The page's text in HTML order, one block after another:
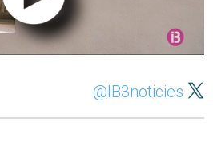
@IB3noticies